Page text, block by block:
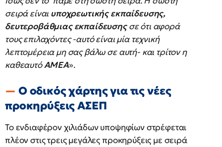
σειρά είναι υποχρεωτικής εκπαίδευσης,
δευτεροβάθμιας εκπαίδευσηςσε ότι αφορά
τους επιλαχόντες -αυτό είναι μία τεχνική
λεπτομέρεια μη σας βάλω σε αυτή- και τρίτον η
καθεαυτόΑΜΕΑ».
Ο οδικός χάρτης για τις νέες
προκηρύξεις ΑΣΕΠ
Το ενδιαφέρον χιλιάδων υποψηφίων στρέφεται
πλέον στις τρεις μεγάλες προκηρύξεις με σειρά